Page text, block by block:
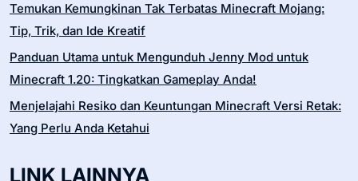
Temukan Kemungkinan Tak Terbatas Minecraft Mojang:
Tip, Trik, dan Ide Kreatif
Panduan Utama untuk Mengunduh Jenny Mod untuk
Minecraft 1.20: Tingkatkan Gameplay Anda!
Menjelajahi Resiko dan Keuntungan Minecraft Versi Retak:
Yang Perlu Anda Ketahui
LINK LAINNYA